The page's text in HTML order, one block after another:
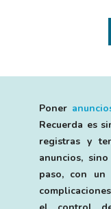
Poner
Recuerda es
registras y
anuncios,
paso, con